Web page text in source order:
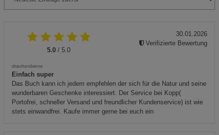
5.0 / 5.0
drachenbiene
Einfach super
Das Buch kann ich jedem empfehlen der sich für die Natur und seine
wunderbaren Geschenke interessiert. Der Service bei Kopp(
Portofrei, schneller Versand und freundlicher Kundenservice) ist wie
stets einwandfrei. Kaufe immer gerne bei euch ein
30.01.2026
Verifizierte Bewertung